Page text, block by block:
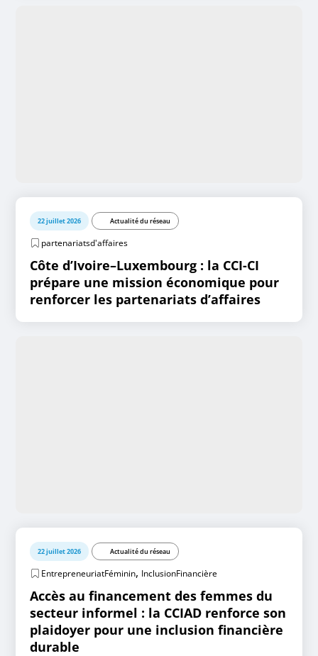
22 juillet 2026 Actualité du réseau
partenariatsd'affaires
Côte d’Ivoire–Luxembourg : la CCI-CI
prépare une mission économique pour
renforcer les partenariats d’affaires
22 juillet 2026 Actualité du réseau
EntrepreneuriatFéminin, InclusionFinancière
Accès au financement des femmes du
secteur informel : la CCIAD renforce son
plaidoyer pour une inclusion financière
durable